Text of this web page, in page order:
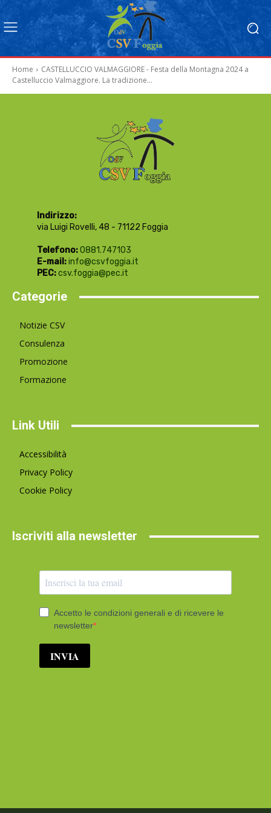
Home
CASTELLUCCIO VALMAGGIORE - Festa della Montagna 2024 a
Castelluccio Valmaggiore. La tradizione...
Indirizzo:
via Luigi Rovelli, 48 - 71122 Foggia
Telefono:0881.747103
E-mail:info@csvfoggia.it
PEC:csv.foggia@pec.it
Categorie
Notizie CSV
Consulenza
Promozione
Formazione
Link Utili
Accessibilità
Privacy Policy
Cookie Policy
Iscriviti alla newsletter